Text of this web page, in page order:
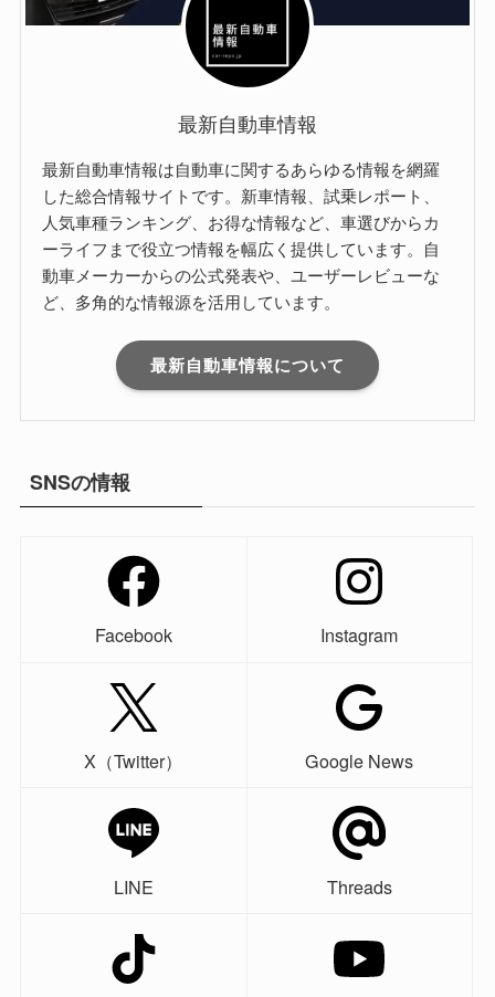
最新自動車情報
最新自動車情報は自動車に関するあらゆる情報を網羅
した総合情報サイトです。新車情報、試乗レポート、
人気車種ランキング、お得な情報など、車選びからカ
ーライフまで役立つ情報を幅広く提供しています。自
動車メーカーからの公式発表や、ユーザーレビューな
ど、多角的な情報源を活用しています。
最新自動車情報について
SNSの情報
Facebook Instagram
X（Twitter） Google News
LINE Threads